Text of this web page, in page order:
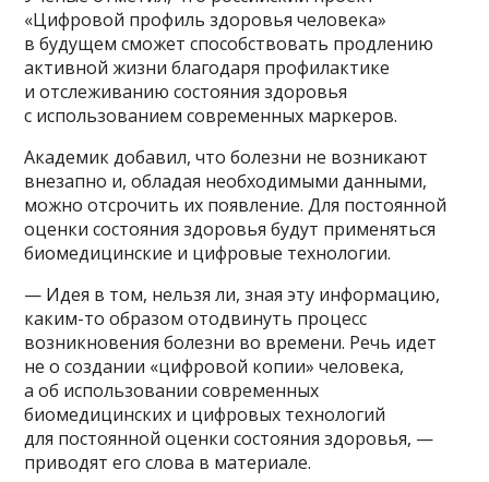
«Цифровой профиль здоровья человека»
в будущем сможет способствовать продлению
активной жизни благодаря профилактике
и отслеживанию состояния здоровья
с использованием современных маркеров.
Академик добавил, что болезни не возникают
внезапно и, обладая необходимыми данными,
можно отсрочить их появление. Для постоянной
оценки состояния здоровья будут применяться
биомедицинские и цифровые технологии.
— Идея в том, нельзя ли, зная эту информацию,
каким-то образом отодвинуть процесс
возникновения болезни во времени. Речь идет
не о создании «цифровой копии» человека,
а об использовании современных
биомедицинских и цифровых технологий
для постоянной оценки состояния здоровья, —
приводят его слова в материале.